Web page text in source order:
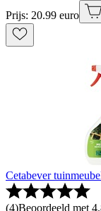
Prijs: 20.99 euro
Cetabever
(4)Beoordeeld met